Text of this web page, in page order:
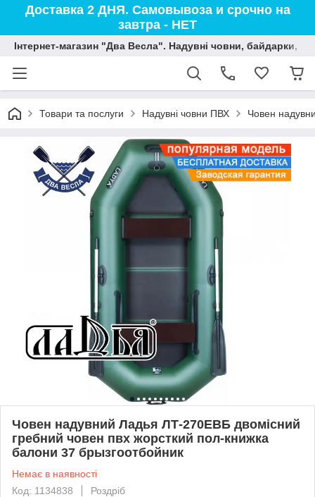
Доставка 2 ДНЯ. Самовывоза и срочно на
завтра - НЕТ
Інтернет-магазин "Два Весла". Надувні човни, байдарки,
Товари та послуги Надувні човни ПВХ Човен
Човен надувний Ладья ЛТ-270ЕВБ двомісний
гребний човен пвх жорсткий пол-книжка
балони 37 брызгоотбойник
Немає в наявності
Код: 1134838
Роздріб